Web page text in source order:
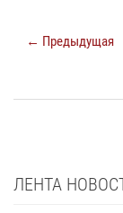
← Предыдущая
ЛЕНТА